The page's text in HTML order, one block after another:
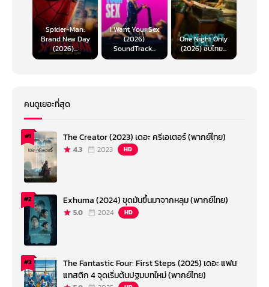
Spider-Man:
Brand New Day
(2026)...
I Want Your Sex
(2026)
SoundTrack...
One Night Only
(2026) ซับไทย...
คนดูเยอะที่สุด
#1 The Creator (2023) เดอะ ครีเอเตอร์ (พากย์ไทย)
4.3 2023 HD
#2 Exhuma (2024) ขุดมันขึ้นมาจากหลุม (พากย์ไทย)
5.0 2024 HD
#3
The Fantastic Four: First Steps (2025) เดอะ แฟน
แทสติก 4 จุดเริ่มต้นปฐมบทใหม่ (พากย์ไทย)